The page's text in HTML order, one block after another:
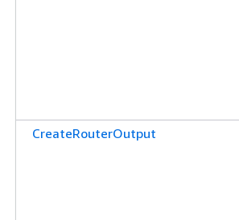
CreateRouterOutput